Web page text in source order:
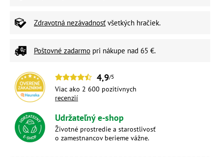
Zdravotná nezávadnosť všetkých hračiek.
Poštovné zadarmo pri nákupe nad 65 €.
4,9/5
Viac ako 2 600 pozitívnych
recenzií
Udržateľný e-shop
Životné prostredie a starostlivosť
o zamestnancov berieme vážne.